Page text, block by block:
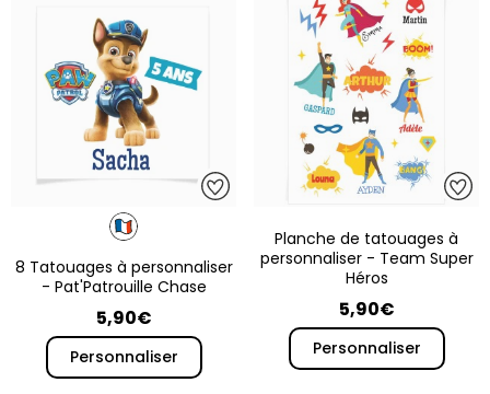
8 Tatouages à personnaliser
- Pat'Patrouille Chase
5,90€
Personnaliser
Planche de tatouages à
personnaliser - Team Super
Héros
5,90€
Personnaliser